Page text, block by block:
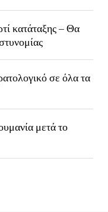
κατάταξης – Θα
σε όλα τα
μετά το